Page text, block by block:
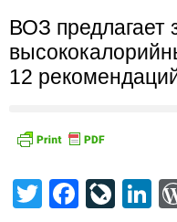
ВОЗ предлагает
12
Twitter